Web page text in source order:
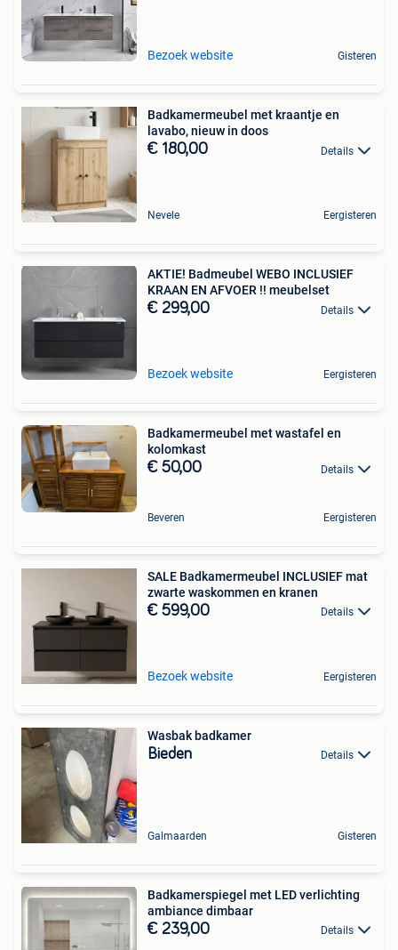
Bezoek website Gisteren
Badkamermeubel met kraantje en
lavabo, nieuw in doos
€ 180,00 Details
Nevele Eergisteren
AKTIE! Badmeubel WEBO INCLUSIEF
KRAAN EN AFVOER !! meubelset
€ 299,00 Details
Bezoek website Eergisteren
Badkamermeubel met wastafel en
kolomkast
€ 50,00 Details
Beveren Eergisteren
SALE Badkamermeubel INCLUSIEF mat
zwarte waskommen en kranen
€ 599,00 Details
Bezoek website Eergisteren
Wasbak badkamer
Bieden Details
Galmaarden Gisteren
Badkamerspiegel met LED verlichting
ambiance dimbaar
€ 239,00 Details